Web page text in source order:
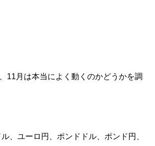
11月は本当によく動くのかどうかを調
、ユーロ円、ポンドドル、ポンド円、